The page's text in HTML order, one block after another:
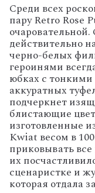
Среди всех
пару Retro Rose
действительно
черно-белых
героинями
юбках с
аккуратных
подчеркнет
блистающие
изготовленные
Kwiat весом в
приковывать
их
сценаристке и
которая отдала